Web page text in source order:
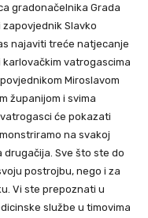
gradonačelnika Grada
Slavko
najaviti treće natjecanje
vatrogascima
Miroslavom
županijom i svima
će pokazati
na svakoj
Sve što ste do
postrojbu, nego i za
Vi ste prepoznati u
službe u timovima